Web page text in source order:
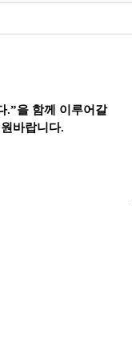
.”을 함께 이루어갈
바랍니다.